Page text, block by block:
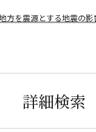
方を震源とする地震の
詳細検索